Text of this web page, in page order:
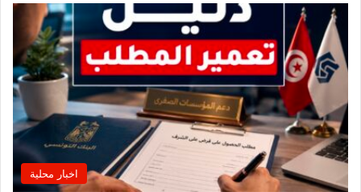
اخبار محلية